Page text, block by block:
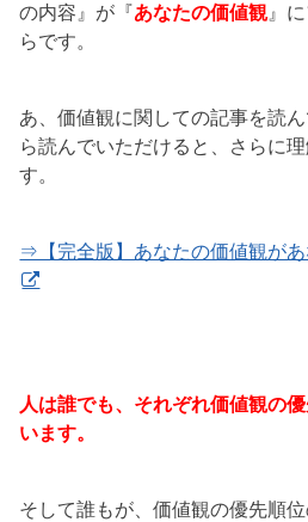
の内容』が『あなたの価値観』
らです。
あ、価値観に関しての記事を読
ら読んでいただけると、さらに
す。
⇒【完全版】あなたの価値観が
人は誰でも、それぞれ価値観の
います。
そして誰もが、価値観の優先順位